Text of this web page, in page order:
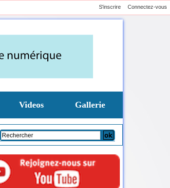
Connectez-vous
S'inscrire
Videos Gallerie
de la famille et présence des cadis : Dar Al Istiqaamah